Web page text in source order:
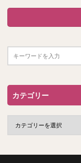
カテゴリー